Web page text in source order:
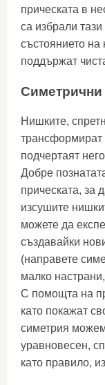
прическата в
са избрали
състоянието на
поддържат
Симетрични
Нишките,
трансформират
подчертаят
Добре
прическата, за
изсушите
можете да
създавайки
(направете
малко
С помощта на
като покажат
симетрия
уравновесен,
като правило,